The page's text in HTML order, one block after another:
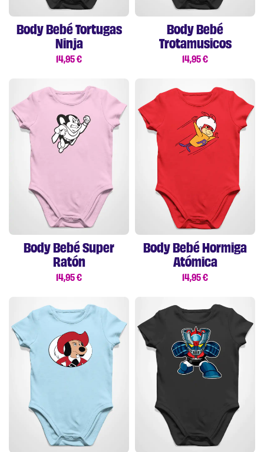
Body Bebé Tortugas
Ninja
14,95 €
Body Bebé
Trotamusicos
14,95 €
Body Bebé Super
Ratón
14,95 €
Body Bebé Hormiga
Atómica
14,95 €